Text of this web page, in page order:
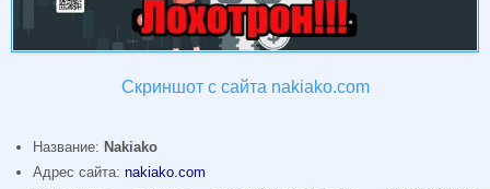
Скриншот с сайта nakiako.com
Название: Nakiako
Адрес сайта:nakiako.com